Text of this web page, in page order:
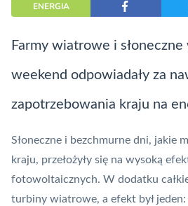
ENERGIA
Farmy wiatrowe i
weekend odpowiadały za
zapotrzebowania kraju na
Słoneczne i bezchmurne dni, jakie
kraju, przełożyły się na wysoką
fotowoltaicznych. W dodatku
turbiny wiatrowe, a efekt był jeden: